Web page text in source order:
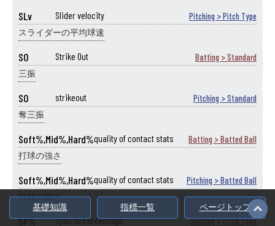
SLv Slider velocity Pitching > Pitch Type
スライダーの平均球速
SO Strike Out Batting > Standard
三振
SO strikeout Pitching > Standard
奪三振
Soft%,Mid%,Hard%quality of contact stats Batting > Batted Ball
打球の強さ
Soft%,Mid%,Hard%quality of contact stats Pitching > Batted Ball
打球の強さ
SP% Special Percentage Batting > Pitch Type
基礎知識 指標一覧 ページトップ